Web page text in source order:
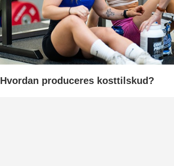
Hvordan produceres kosttilskud?